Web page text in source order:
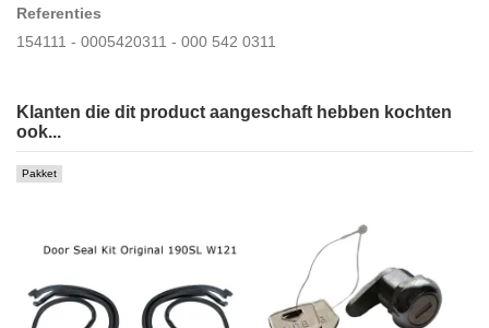
Referenties
154111 - 0005420311 - 000 542 0311
Klanten die dit product aangeschaft hebben kochten
ook...
Pakket